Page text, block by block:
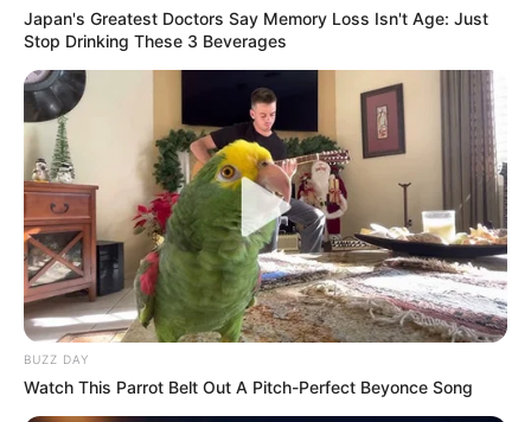
Japan's Greatest Doctors Say Memory Loss Isn't Age: Just
Stop Drinking These 3 Beverages
BUZZ DAY
Watch This Parrot Belt Out A Pitch-Perfect Beyonce Song